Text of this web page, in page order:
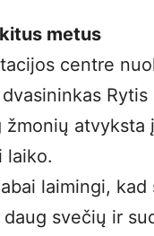
metus
centre
Rytis
žmonių atvyksta
laiko.
laimingi, kad
svečių ir